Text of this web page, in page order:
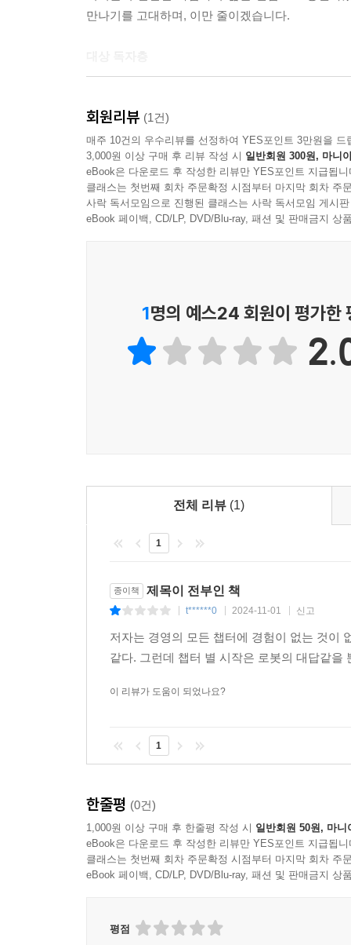
| 꼭 맞는 인재를 찾아라
| 배움은 성장의 씨앗
| 성과는 공정하게 보상하라
| R&D에 투자하라
| 엑시트, 제2의 창업
| 인수합병의 달인 되기
| IPO, 더 큰 무대를 향한 도전
만나기를 고대하며, 이만 줄이겠습니다.
1. 창업을 꿈꾸는 예비 사업가 : 창업의 첫걸음
선정부터 사업계획서 작성까지 실전 노하우가 필
2. 소상공인 및 자영업자 : 이미 사업을 운영 중
모색하는 사람
4. 스타트업 창업자 : 획기적인 아이디어와 기
극복하고 싶은 사람
회원리뷰 (1건)
매주 10건의 우수리뷰를 선정하여 YES포인트 3만원을 드
3,000원 이상 구매 후 리뷰 작성 시 일반회원 300원, 마니
eBook은 다운로드 후 작성한 리뷰만 YES포인트 지급됩니
클래스는 첫번째 회차 주문확정 시점부터 마지막 회차 주
사락 독서모임으로 진행된 클래스는 사락 독서모임 게시
eBook 페이백, CD/LP, DVD/Blu-ray, 패션 및 판매금지 상
1명의 예스24 회원이 평가한
전체 리뷰 (1)
1
종이책 제목이 전부인 책
t******0 2024-11-01 신고
저자는 경영의 모든 챕터에 경험이 없는 것이
같다. 그런데 챕터 별 시작은 로봇의 대답같
이 리뷰가 도움이 되었나요?
1
한줄평 (0건)
1,000원 이상 구매 후 한줄평 작성 시 일반회원 50원, 마니
eBook은 다운로드 후 작성한 리뷰만 YES포인트 지급됩니
클래스는 첫번째 회차 주문확정 시점부터 마지막 회차 주
eBook 페이백, CD/LP, DVD/Blu-ray, 패션 및 판매금지 상
평점